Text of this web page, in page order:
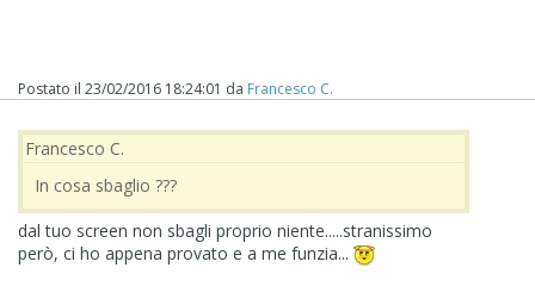
Postato il 23/02/2016 18:24:01 da Francesco C.
Francesco C.
In cosa sbaglio ???
dal tuo screen non sbagli proprio niente.....stranissimo
però, ci ho appena provato e a me funzia...